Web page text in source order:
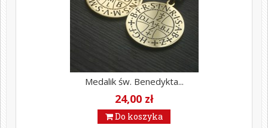
Medalik św. Benedykta...
24,00 zł
Do koszyka